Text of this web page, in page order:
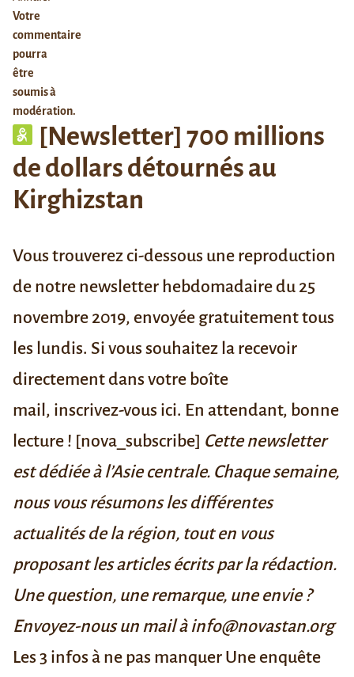
[Newsletter] 700 millions
de dollars détournés au
Kirghizstan
Vous trouverez ci-dessous une reproduction
de notre newsletter hebdomadaire du 25
novembre 2019, envoyée gratuitement tous
les lundis. Si vous souhaitez la recevoir
directement dans votre boîte
mail, inscrivez-vous ici. En attendant, bonne
lecture ! [nova_subscribe] Cette newsletter
est dédiée à l’Asie centrale. Chaque semaine,
nous vous résumons les différentes
actualités de la région, tout en vous
proposant les articles écrits par la rédaction.
Une question, une remarque, une envie ?
Envoyez-nous un mail à info@novastan.org
Les 3 infos à ne pas manquer Une enquête
Votre
commentaire
pourra
être
soumis à
modération.